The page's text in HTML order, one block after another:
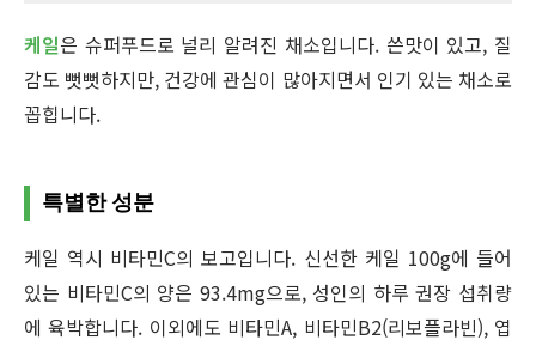
케일은 슈퍼푸드로 널리 알려진 채소입니다. 쓴맛이 있고, 질
감도 뻣뻣하지만, 건강에 관심이 많아지면서 인기 있는 채소로
꼽힙니다.
특별한 성분
케일 역시 비타민C의 보고입니다. 신선한 케일 100g에 들어
있는 비타민C의 양은 93.4mg으로, 성인의 하루 권장 섭취량
에 육박합니다. 이외에도 비타민A, 비타민B2(리보플라빈), 엽